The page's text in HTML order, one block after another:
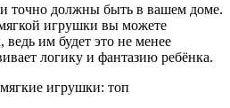
точно должны быть в вашем доме.
игрушки вы можете
им будет это не менее
логику и фантазию ребёнка.